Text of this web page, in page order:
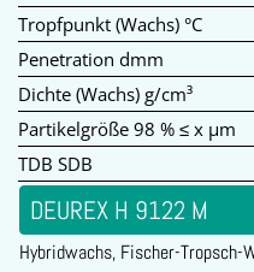
Tropfpunkt (Wachs) °C
Penetration dmm
Dichte (Wachs) g/cm³
Partikelgröße 98 % ≤ x µm
TDB SDB
DEUREX H 9122 M
Hybridwachs, Fischer-Tropsch-